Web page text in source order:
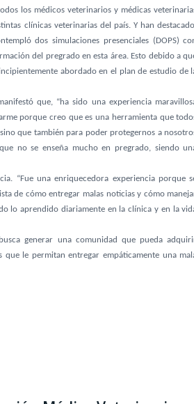
los médicos veterinarios y médicas
clínicas veterinarias del país. Y han
dos simulaciones presenciales (DOPS)
del pregrado en esta área. Esto debido a
abordado en el plan de estudio de
que, “ha sido una experiencia
porque creo que es una herramienta que
que también para poder protegernos a
no se enseña mucho en pregrado, siendo
“Fue una enriquecedora experiencia porque
de cómo entregar malas noticias y cómo
lo aprendido diariamente en la clínica y en la
generar una comunidad que pueda
le permitan entregar empáticamente una